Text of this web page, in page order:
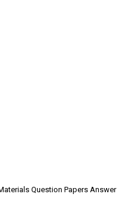
Question Papers Answer